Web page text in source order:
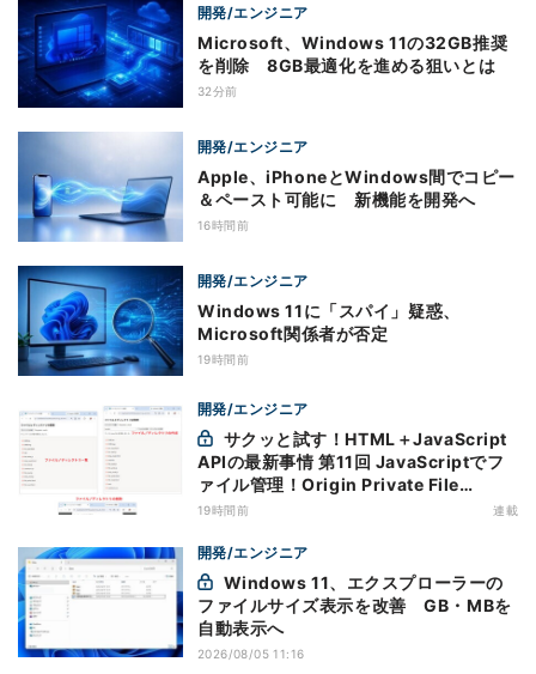
開発/エンジニア
Microsoft、Windows 11の32GB推奨
を削除 8GB最適化を進める狙いとは
32分前
開発/エンジニア
Apple、iPhoneとWindows間でコピー
＆ペースト可能に 新機能を開発へ
16時間前
開発/エンジニア
Windows 11に「スパイ」疑惑、
Microsoft関係者が否定
19時間前
開発/エンジニア
APIの最新事情 第11回 JavaScriptでフ
ァイル管理！Origin Private File
Systemを活用する
19時間前 連載
開発/エンジニア
ファイルサイズ表示を改善 GB・MBを
自動表示へ
2026/08/05 11:16